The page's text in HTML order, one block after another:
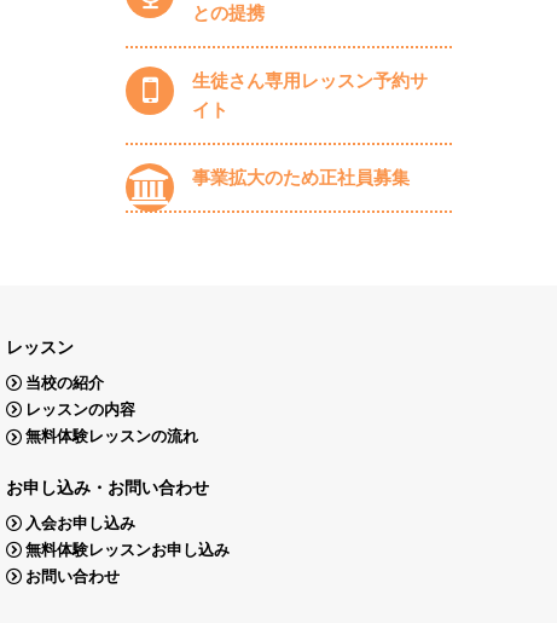
との提携
生徒さん専用レッスン予約サ
イト
事業拡大のため正社員募集
レッスン
当校の紹介
レッスンの内容
無料体験レッスンの流れ
お申し込み・お問い合わせ
入会お申し込み
無料体験レッスンお申し込み
お問い合わせ